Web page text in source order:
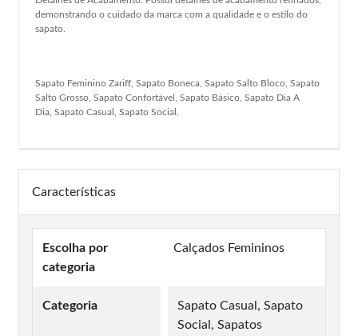
demonstrando o cuidado da marca com a qualidade e o estilo do
sapato.
Sapato Feminino Zariff, Sapato Boneca, Sapato Salto Bloco, Sapato
Salto Grosso, Sapato Confortável, Sapato Básico, Sapato Dia A
Dia, Sapato Casual, Sapato Social.
Características
Escolha por
categoria
Calçados Femininos
Categoria
Sapato Casual, Sapato
Social, Sapatos